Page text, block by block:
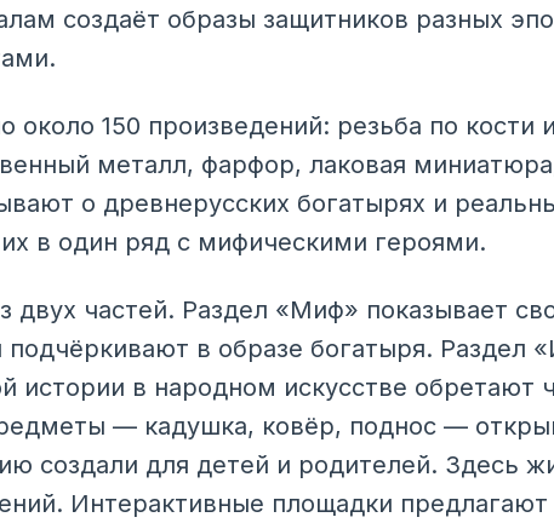
создаёт образы защитников разных
около 150 произведений: резьба по кости
металл, фарфор, лаковая
о древнерусских богатырях и
в один ряд с мифическими героями.
двух частей. Раздел «Миф» показывает
подчёркивают в образе богатыря. Раздел
истории в народном искусстве обретают
— кадушка, ковёр, поднос —
создали для детей и родителей. Здесь
Интерактивные площадки